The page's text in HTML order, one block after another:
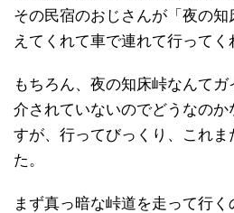
その民宿のおじさんが「夜の
えてくれて車で連れて行ってく
もちろん、夜の知床峠なんて
介されていないのでどうなの
すが、行ってびっくり、これま
た。
まず真っ暗な峠道を走って行く